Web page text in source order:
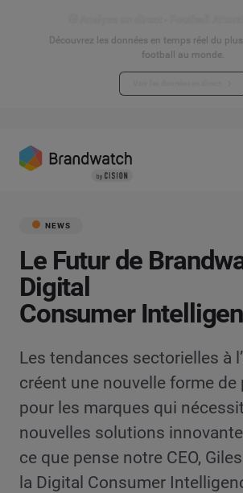
Découvrez les données en temps réel du
football au monde.
NEWS
Le Futur de
Digital
Consumer
Les tendances sectorielles à
créent une nouvelle forme de
pour les marques qui
nouvelles solutions
ce que pense notre CEO,
la Digital Consumer